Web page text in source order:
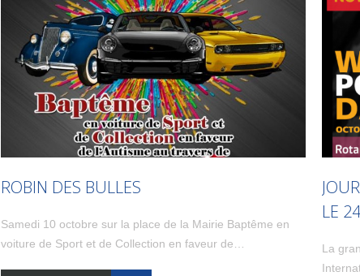
ROBIN DES BULLES
Samedi 10 octobre sur la place de la Mairie Baptême en
voiture de Sport et de Collection en faveur de…
LE
La